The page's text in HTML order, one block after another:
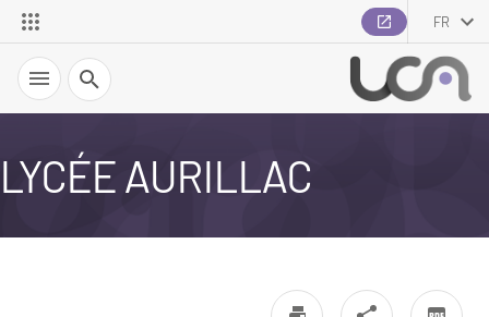
FR
Recherche
LYCÉE AURILLAC